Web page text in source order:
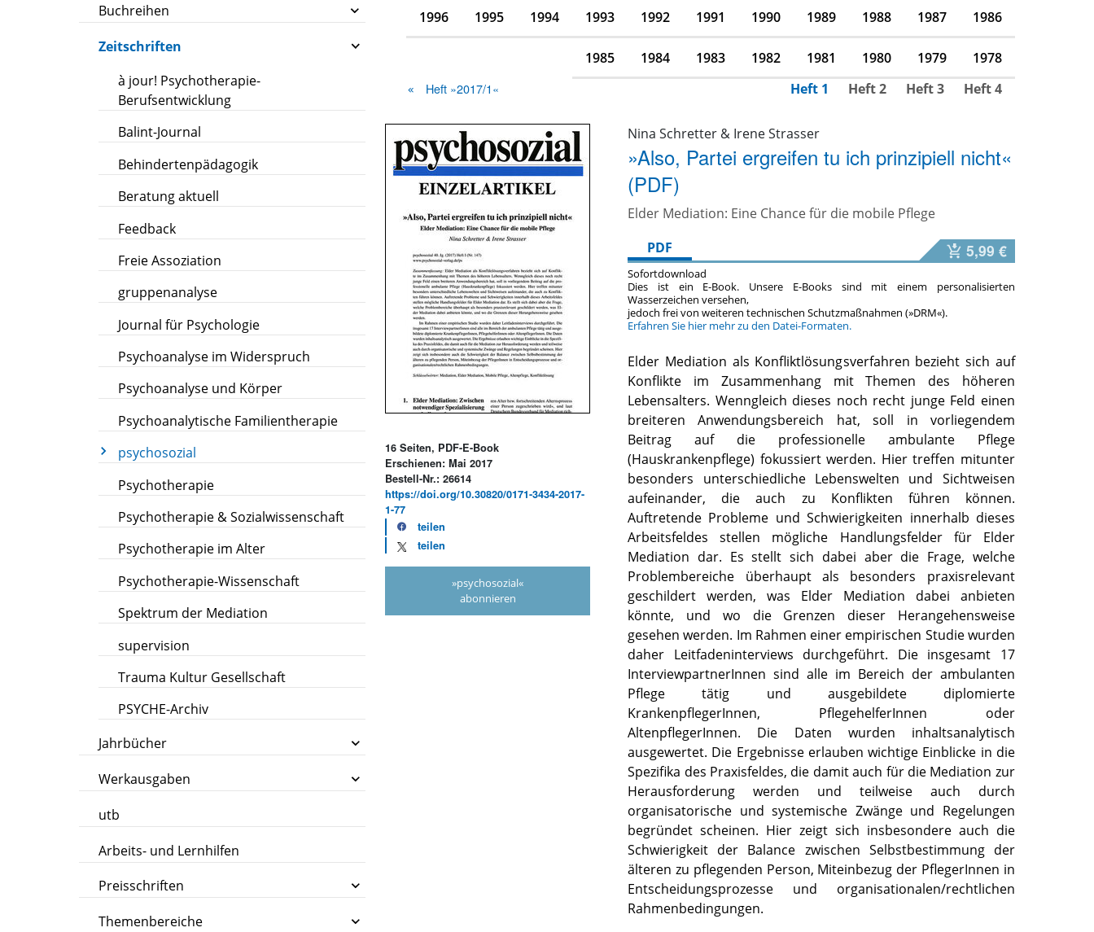
Buchreihen
Zeitschriften
à jour! Psychotherapie-
Berufsentwicklung
Balint-Journal
Behindertenpädagogik
Beratung aktuell
Feedback
Freie Assoziation
gruppenanalyse
Journal für Psychologie
Psychoanalyse im Widerspruch
Psychoanalyse und Körper
Psychoanalytische Familientherapie
psychosozial
Psychotherapie
Psychotherapie & Sozialwissenschaft
Psychotherapie im Alter
Psychotherapie-Wissenschaft
Spektrum der Mediation
supervision
Trauma Kultur Gesellschaft
PSYCHE-Archiv
Jahrbücher
Werkausgaben
utb
Arbeits- und Lernhilfen
Preisschriften
Themenbereiche
1996 1995 1994 1993 1992 1991 1990 1989 1988 1987 1986
1985 1984 1983 1982 1981 1980 1979 1978
Heft »2017/1« Heft 1 Heft 2 Heft 3 Heft 4
16 Seiten, PDF-E-Book
Erschienen: Mai 2017
Bestell-Nr.: 26614
https://doi.org/10.30820/0171-3434-2017-
1-77
teilen
teilen
»psychosozial«
abonnieren
Nina Schretter & Irene Strasser
»Also, Partei ergreifen tu ich prinzipiell nicht«
(PDF)
Elder Mediation: Eine Chance für die mobile Pflege
PDF
5,99 €
Sofortdownload
Dies ist ein E-Book. Unsere E-Books sind mit einem personalisierten
Wasserzeichen versehen,
jedoch frei von weiteren technischen Schutzmaßnahmen (»DRM«).
Erfahren Sie hier mehr zu den Datei-Formaten.
Elder Mediation als Konfliktlösungsverfahren bezieht sich auf
Konflikte im Zusammenhang mit Themen des höheren
Lebensalters. Wenngleich dieses noch recht junge Feld einen
breiteren Anwendungsbereich hat, soll in vorliegendem
Beitrag auf die professionelle ambulante Pflege
(Hauskrankenpflege) fokussiert werden. Hier treffen mitunter
besonders unterschiedliche Lebenswelten und Sichtweisen
aufeinander, die auch zu Konflikten führen können.
Auftretende Probleme und Schwierigkeiten innerhalb dieses
Arbeitsfeldes stellen mögliche Handlungsfelder für Elder
Mediation dar. Es stellt sich dabei aber die Frage, welche
Problembereiche überhaupt als besonders praxisrelevant
geschildert werden, was Elder Mediation dabei anbieten
könnte, und wo die Grenzen dieser Herangehensweise
gesehen werden. Im Rahmen einer empirischen Studie wurden
daher Leitfadeninterviews durchgeführt. Die insgesamt 17
InterviewpartnerInnen sind alle im Bereich der ambulanten
Pflege tätig und ausgebildete diplomierte
KrankenpflegerInnen, PflegehelferInnen oder
AltenpflegerInnen. Die Daten wurden inhaltsanalytisch
ausgewertet. Die Ergebnisse erlauben wichtige Einblicke in die
Spezifika des Praxisfeldes, die damit auch für die Mediation zur
Herausforderung werden und teilweise auch durch
organisatorische und systemische Zwänge und Regelungen
begründet scheinen. Hier zeigt sich insbesondere auch die
Schwierigkeit der Balance zwischen Selbstbestimmung der
älteren zu pflegenden Person, Miteinbezug der PflegerInnen in
Entscheidungsprozesse und organisationalen/rechtlichen
Rahmenbedingungen.